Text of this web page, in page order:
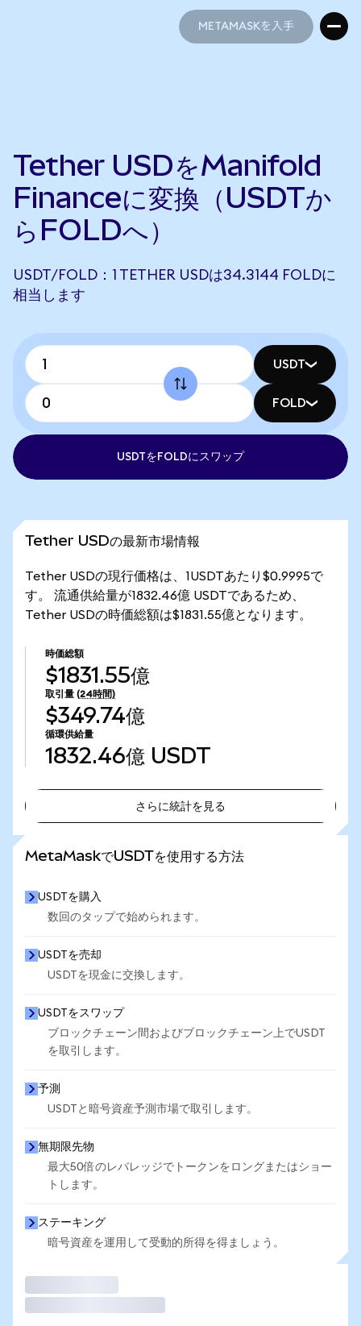
METAMASKを入手
Tether USDをManifold
Financeに変換（USDTか
らFOLDへ）
USDT/FOLD：1 TETHER USDは34.3144 FOLDに
相当します
USDT
FOLD
USDTをFOLDにスワップ
Tether USDの最新市場情報
Tether USDの現行価格は、1USDTあたり$0.9995で
す。 流通供給量が1832.46億 USDTであるため、
Tether USDの時価総額は$1831.55億となります。
時価総額
$1831.55億
取引量 (24時間)
$349.74億
循環供給量
1832.46億 USDT
さらに統計を見る
MetaMaskでUSDTを使用する方法
USDTを購入
数回のタップで始められます。
USDTを売却
USDTを現金に交換します。
USDTをスワップ
ブロックチェーン間およびブロックチェーン上でUSDT
を取引します。
予測
USDTと暗号資産予測市場で取引します。
無期限先物
最大50倍のレバレッジでトークンをロングまたはショー
トします。
ステーキング
暗号資産を運用して受動的所得を得ましょう。